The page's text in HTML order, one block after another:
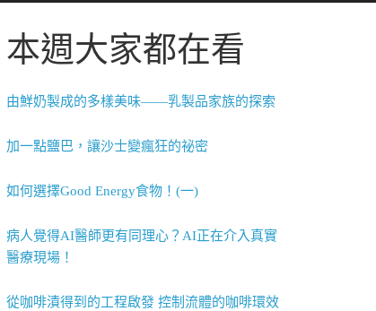
本週大家都在看
由鮮奶製成的多樣美味——乳製品家族的探索
加一點鹽巴，讓沙士變瘋狂的祕密
如何選擇Good Energy食物！(一)
病人覺得AI醫師更有同理心？AI正在介入真實
醫療現場！
從咖啡漬得到的工程啟發 控制流體的咖啡環效